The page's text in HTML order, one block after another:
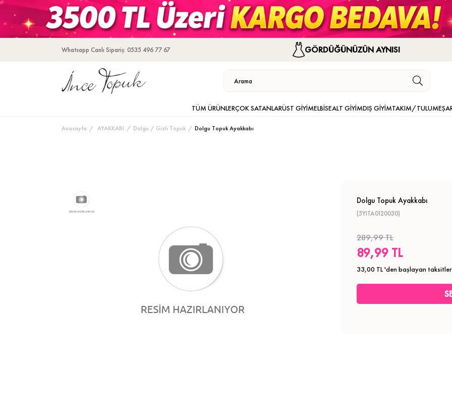
Whatsapp Canlı Sipariş: 0535 496 77 67 GÖRDÜĞÜNÜZÜN AYNISI
TÜM ÜRÜNLERÇOK SATANLARÜST GİYİMELBİSEALT GİYİMDIŞ GİYİMTAKIM/TULUM
Anasayfa AYAKKABI Dolgu / Gizli Topuk Dolgu Topuk Ayakkabı
Dolgu Topuk Ayakkabı
(5YITA0120030)
289,99 TL
89,99 TL
33,00 TL'den başlayan